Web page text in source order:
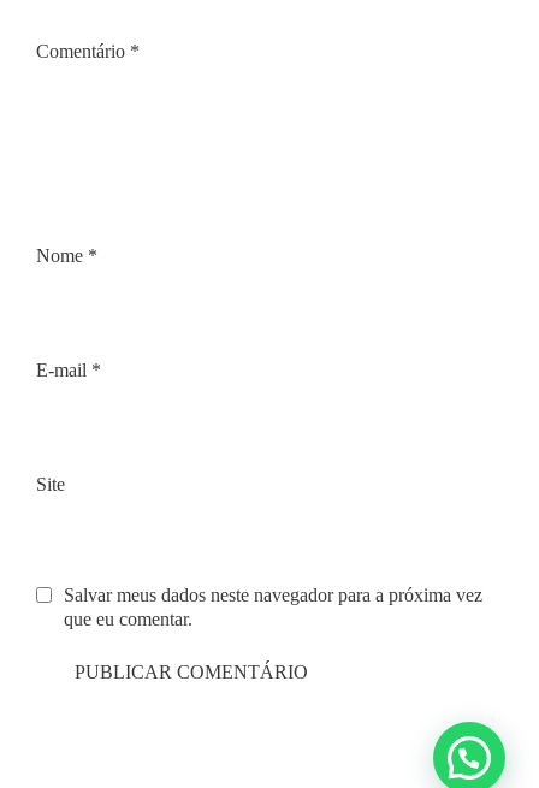
Comentário *
Nome *
E-mail *
Site
Salvar meus dados neste navegador para a próxima vez
que eu comentar.